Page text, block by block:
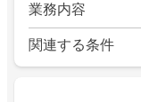
業務内容
関連する条件